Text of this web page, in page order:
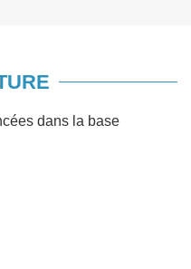
dans la base